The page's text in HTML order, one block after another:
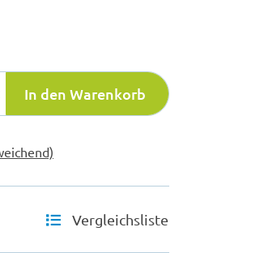
In den Warenkorb
Vergleichsliste